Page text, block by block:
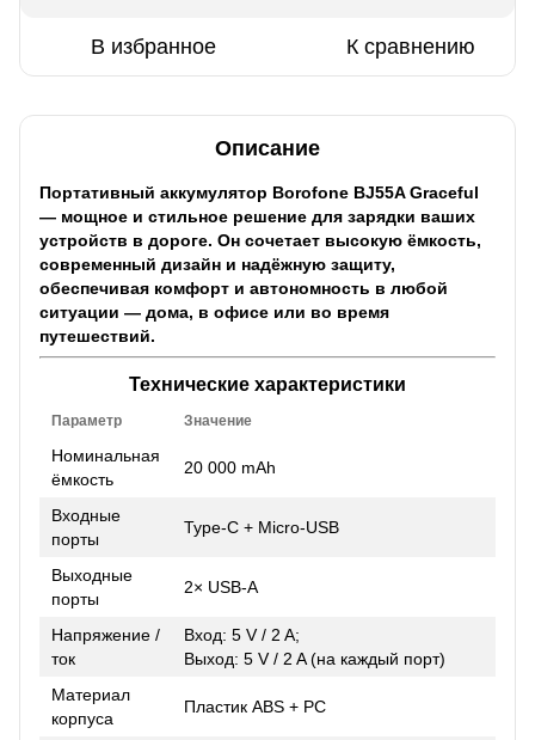
В избранное К сравнению
Описание
Портативный аккумулятор Borofone BJ55A Graceful
— мощное и стильное решение для зарядки ваших
устройств в дороге. Он сочетает высокую ёмкость,
современный дизайн и надёжную защиту,
обеспечивая комфорт и автономность в любой
ситуации — дома, в офисе или во время
путешествий.
Технические характеристики
Параметр Значение
Номинальная
ёмкость
20 000 mAh
Входные
порты
Type-C + Micro-USB
Выходные
порты
2× USB-A
Напряжение /
ток
Вход: 5 V / 2 A;
Выход: 5 V / 2 A (на каждый порт)
Материал
корпуса
Пластик ABS + PC